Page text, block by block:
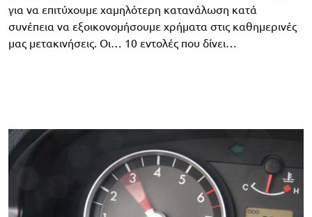
για να επιτύχουμε χαμηλότερη κατανάλωση κατά
συνέπεια να εξοικονομήσουμε χρήματα στις καθημερινές
μας μετακινήσεις. Οι… 10 εντολές που δίνει…